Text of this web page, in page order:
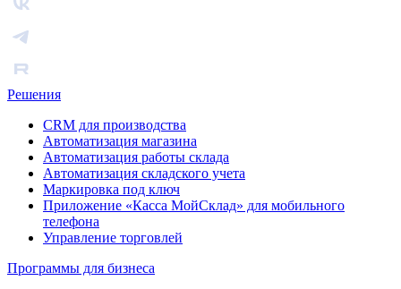
Решения
CRM для производства
Автоматизация магазина
Автоматизация работы склада
Автоматизация складского учета
Маркировка под ключ
Приложение «Касса МойСклад» для мобильного
телефона
Управление торговлей
Программы для бизнеса